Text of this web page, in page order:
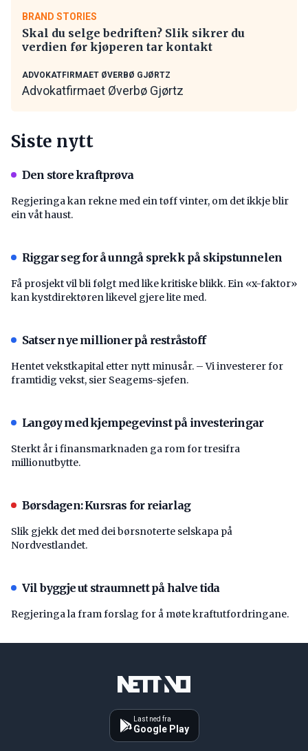
BRAND STORIES
Skal du selge bedriften? Slik sikrer du
verdien før kjøperen tar kontakt
ADVOKATFIRMAET ØVERBØ GJØRTZ
Advokatfirmaet Øverbø Gjørtz
Siste nytt
Den store kraftprøva
Regjeringa kan rekne med ein tøff vinter, om det ikkje blir
ein våt haust.
Riggar seg for å unngå sprekk på skipstunnelen
Få prosjekt vil bli følgt med like kritiske blikk. Ein «x-faktor»
kan kystdirektøren likevel gjere lite med.
Satser nye millioner på restråstoff
Hentet vekstkapital etter nytt minusår. – Vi investerer for
framtidig vekst, sier Seagems-sjefen.
Langøy med kjempegevinst på investeringar
Sterkt år i finansmarknaden ga rom for tresifra
millionutbytte.
Børsdagen: Kursras for reiarlag
Slik gjekk det med dei børsnoterte selskapa på
Nordvestlandet.
Vil byggje ut straumnett på halve tida
Regjeringa la fram forslag for å møte kraftutfordringane.
Last ned fra
Google Play